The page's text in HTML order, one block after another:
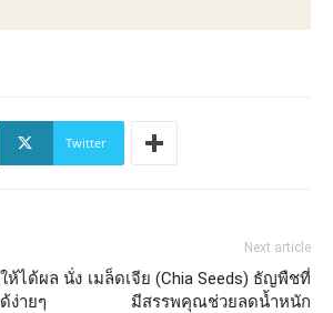
Twitter
ห้ได้ผล นั่ง
ง่ายๆ
Next article
เมล็ดเจีย (Chia Seeds) ธัญพืชที่
มีสรรพคุณช่วยลดน้ำหนัก